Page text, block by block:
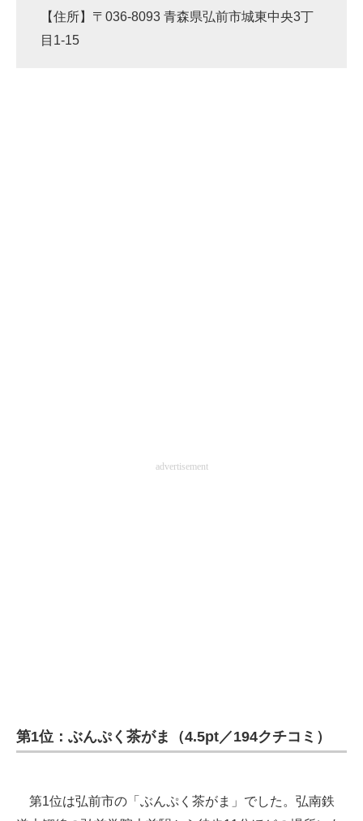
【住所】〒036-8093 青森県弘前市城東中央3丁
目1-15
advertisement
第1位：ぶんぷく茶がま（4.5pt／194クチコミ）
第1位は弘前市の「ぶんぷく茶がま」でした。弘南鉄